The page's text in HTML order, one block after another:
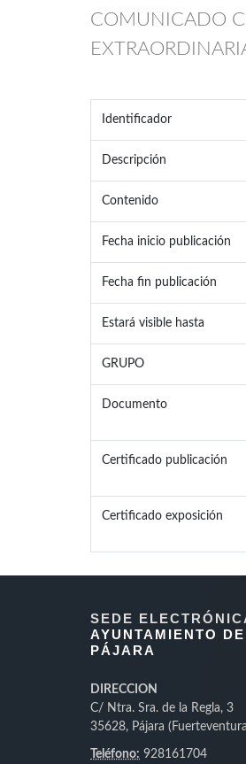
COMUNICADO
Identificador
Descripción
Contenido
Fecha inicio publicación
Fecha fin publicación
Estará visible hasta
GRUPO
Documento
Certificado publicación
Certificado exposición
SEDE
AYUNTAMIENTO DE
PÁJARA
DIRECCION
C/ Ntra. Sra. de la Regla, 3
35628, Pájara
Teléfono: 928161704